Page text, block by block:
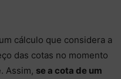
cálculo que considera a
das cotas no momento
Assim, se a cota de um